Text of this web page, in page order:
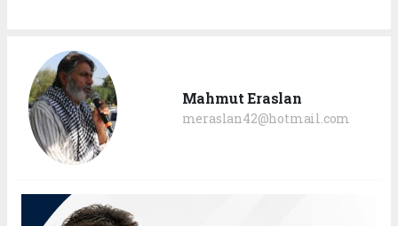
Mahmut Eraslan
meraslan42@hotmail.com